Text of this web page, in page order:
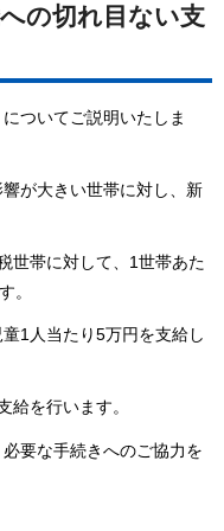
の切れ目ない支
ついてご説明いたしま
が大きい世帯に対し、新
世帯に対して、1世帯あた
。
1人当たり5万円を支給し
給を行います。
要な手続きへのご協力を